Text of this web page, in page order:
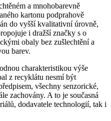
a mnohobarevně
kartonu podprahově
do vyšší kvalitativní úrovně,
i dražší značky s o
obaly bez zušlechtění a
barev.
charakteristikou výše
z recyklátu nesmí být
všechny senzorické,
zachovány. A to je současná
dodavatele technologií, tak i